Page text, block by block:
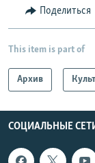
Поделиться
This item is part of
Архив
СОЦИАЛЬНЫЕ